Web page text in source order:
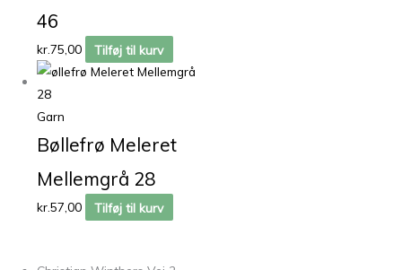
46
kr.75,00 Tilføj til kurv
Garn
Bøllefrø Meleret
Mellemgrå 28
kr.57,00 Tilføj til kurv